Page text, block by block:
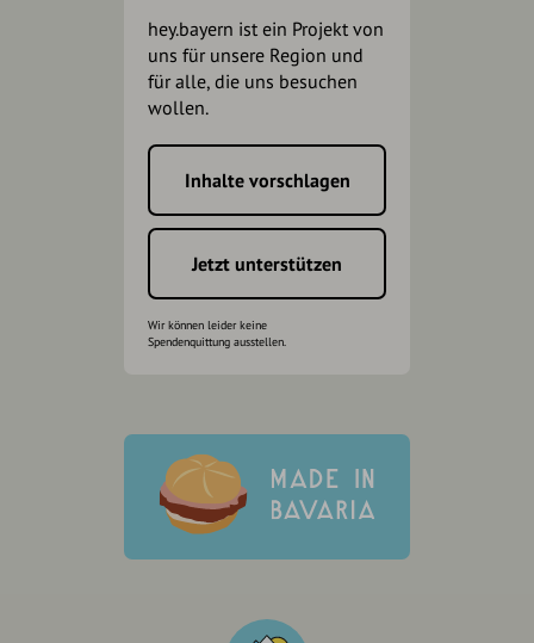
hey.bayern ist ein Projekt von
uns für unsere Region und
für alle, die uns besuchen
wollen.
Inhalte vorschlagen
Jetzt unterstützen
Wir können leider keine
Spendenquittung ausstellen.